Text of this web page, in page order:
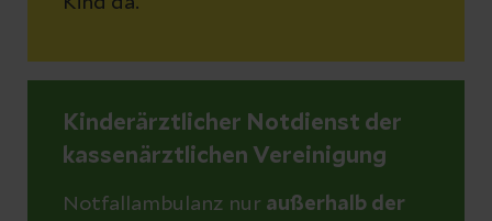
Kinderärztlicher Notdienst der
kassenärztlichen Vereinigung
Notfallambulanz nur außerhalb der